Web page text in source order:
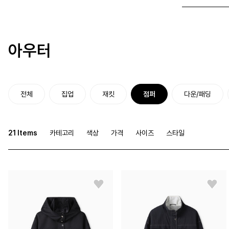
아우터
전체 집업 재킷 점퍼 다운/패딩
21 Items 카테고리 색상 가격 사이즈 스타일